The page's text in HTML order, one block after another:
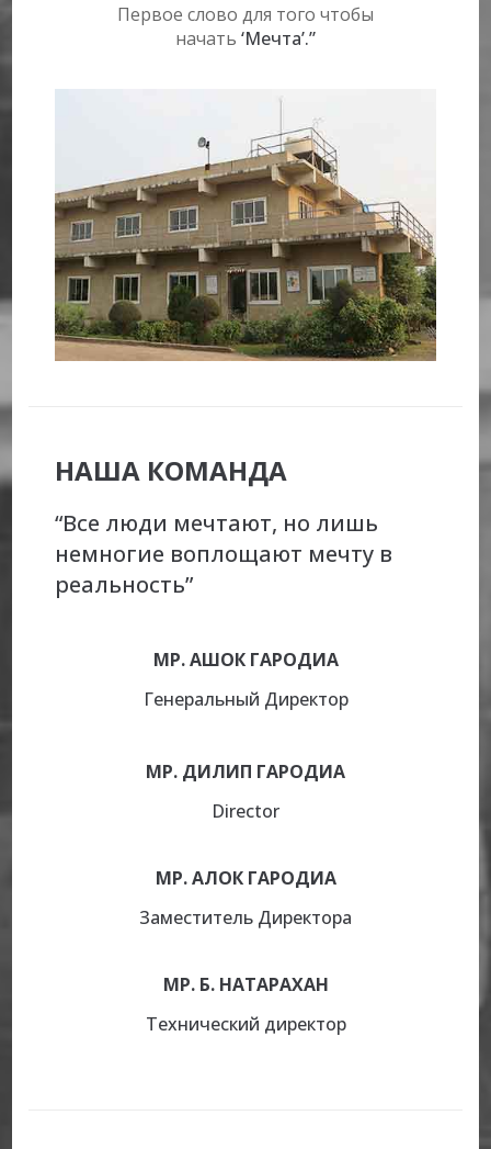
Первое слово для того чтобы
начать ‘Мечта’.”
НАША КОМАНДА
“Все люди мечтают, но лишь
немногие воплощают мечту в
реальность”
МР. АШОК ГАРОДИА
Генеральный Директор
МР. ДИЛИП ГАРОДИА
Director
МР. АЛОК ГАРОДИА
Заместитель Директора
МР. Б. НАТАРАХАН
Технический директор